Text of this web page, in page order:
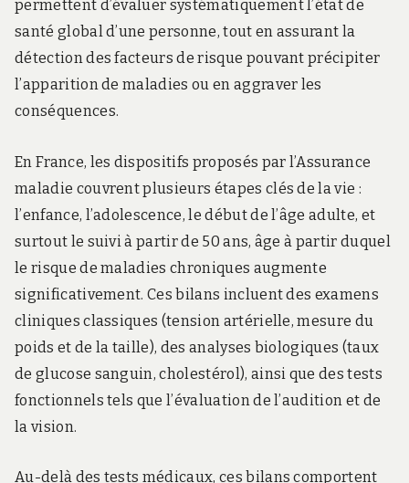
permettent d’évaluer systématiquement l’état de
santé global d’une personne, tout en assurant la
détection des facteurs de risque pouvant précipiter
l’apparition de maladies ou en aggraver les
conséquences.
En France, les dispositifs proposés par l’Assurance
maladie couvrent plusieurs étapes clés de la vie :
l’enfance, l’adolescence, le début de l’âge adulte, et
surtout le suivi à partir de 50 ans, âge à partir duquel
le risque de maladies chroniques augmente
significativement. Ces bilans incluent des examens
cliniques classiques (tension artérielle, mesure du
poids et de la taille), des analyses biologiques (taux
de glucose sanguin, cholestérol), ainsi que des tests
fonctionnels tels que l’évaluation de l’audition et de
la vision.
Au-delà des tests médicaux, ces bilans comportent